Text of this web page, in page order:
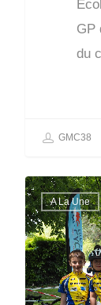
GP
du
GMC38
A La Une